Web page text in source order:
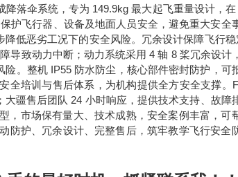
降落伞系统 ，专为 149.9kg 最大起飞重量设计，
护飞行器、设备及地面人员安全，避免重大安全
低恶劣工况下的安全风险。冗余设计保障飞行稳
导致动力中断；动力系统采用 4 轴 8 桨冗余设计
。整机 IP55 防水防尘，核心部件密封防护，可
全培训与售后体系，为机构提供全方安全支撑。
疆售后团队 24 小时响应，提供技术支持、故障
，市场保有量大、技术成熟，安全案例丰富，可
防护、冗余设计、完整售后，筑牢教学飞行安全